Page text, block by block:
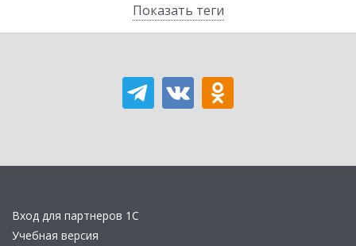
Показать теги
Вход для партнеров 1С
Учебная версия